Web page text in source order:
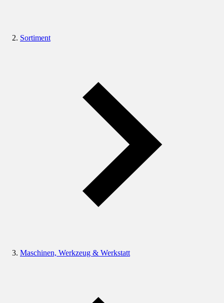
Sortiment
Maschinen, Werkzeug & Werkstatt